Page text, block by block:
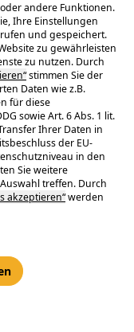
andere Funktionen.
Ihre Einstellungen
und gespeichert.
zu gewährleisten
zu nutzen. Durch
stimmen Sie der
Daten wie z.B.
für diese
sowie Art. 6 Abs. 1 lit.
Ihrer Daten in
der EU-
in den
Sie weitere
treffen. Durch
akzeptieren“werden
systematischer und
ISO 55001 definiert
insbesondere für
Infrastruktur- und
das den Ausbau
Glasfasernetzen
zertifizierten Asset
Schritt.
Medianet einem
die TÜV SÜD
attestiert. Die
Verwaltung der
und zur
in Darmstadt und